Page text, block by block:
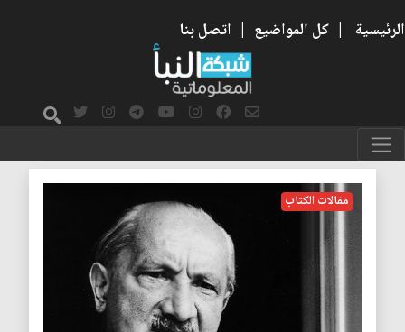
الرئيسية | كل المواضيع | اتصل بنا
حنة أرندت
مقالات الكتاب